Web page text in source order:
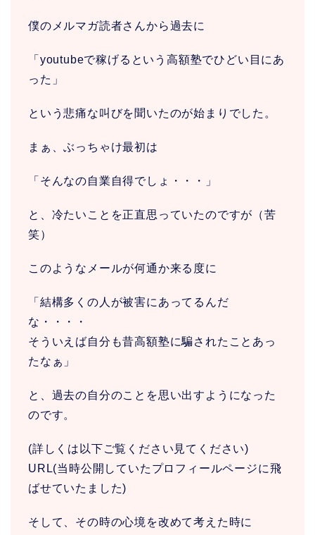
僕のメルマガ読者さんから過去に
「youtubeで稼げるという高額塾でひどい目にあ
った」
という悲痛な叫びを聞いたのが始まりでした。
まぁ、ぶっちゃけ最初は
「そんなの自業自得でしょ・・・」
と、冷たいことを正直思っていたのですが（苦
笑）
このようなメールが何通か来る度に
「結構多くの人が被害にあってるんだ
な・・・・
そういえば自分も昔高額塾に騙されたことあっ
たなぁ」
と、過去の自分のことを思い出すようになった
のです。
(詳しくは以下ご覧ください見てください)
URL(当時公開していたプロフィールページに飛
ばせていたました)
そして、その時の心境を改めて考えた時に